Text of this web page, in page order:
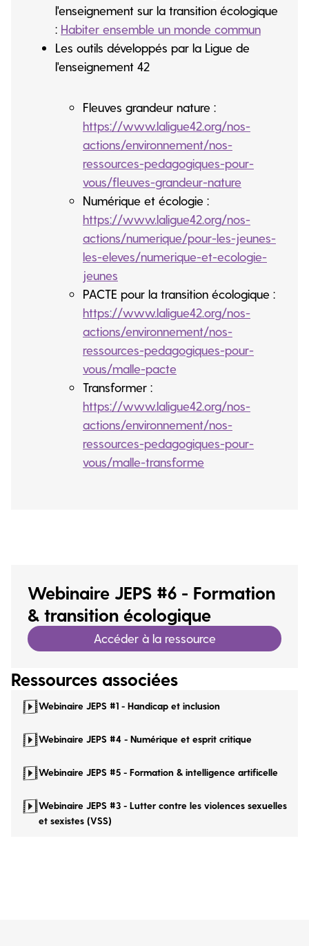
l'enseignement sur la transition écologique
: Habiter ensemble un monde commun
Les outils développés par la Ligue de
l'enseignement 42
Fleuves grandeur nature :
https://www.laligue42.org/nos-
actions/environnement/nos-
ressources-pedagogiques-pour-
vous/fleuves-grandeur-nature
Numérique et écologie :
https://www.laligue42.org/nos-
actions/numerique/pour-les-jeunes-
les-eleves/numerique-et-ecologie-
jeunes
PACTE pour la transition écologique :
https://www.laligue42.org/nos-
actions/environnement/nos-
ressources-pedagogiques-pour-
vous/malle-pacte
Transformer :
https://www.laligue42.org/nos-
actions/environnement/nos-
ressources-pedagogiques-pour-
vous/malle-transforme
Webinaire JEPS #6 - Formation
& transition écologique
Accéder à la ressource
Ressources associées
Webinaire JEPS #1 - Handicap et inclusion
Webinaire JEPS #4 - Numérique et esprit critique
Webinaire JEPS #5 - Formation & intelligence artificelle
Webinaire JEPS #3 - Lutter contre les violences sexuelles
et sexistes (VSS)